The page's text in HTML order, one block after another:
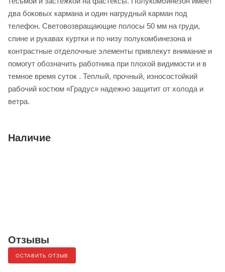
два боковых кармана и один нагрудный карман под
телефон. Световозвращающие полосы 50 мм на груди,
спине и рукавах куртки и по низу полукомбинезона и
контрастные отделочные элементы привлекут внимание и
помогут обозначить работника при плохой видимости и в
темное время суток . Теплый, прочный, износостойкий
рабочий костюм «Градус» надежно защитит от холода и
ветра.
Наличие
Отзывы
ОСТАВИТЬ ОТЗЫВ